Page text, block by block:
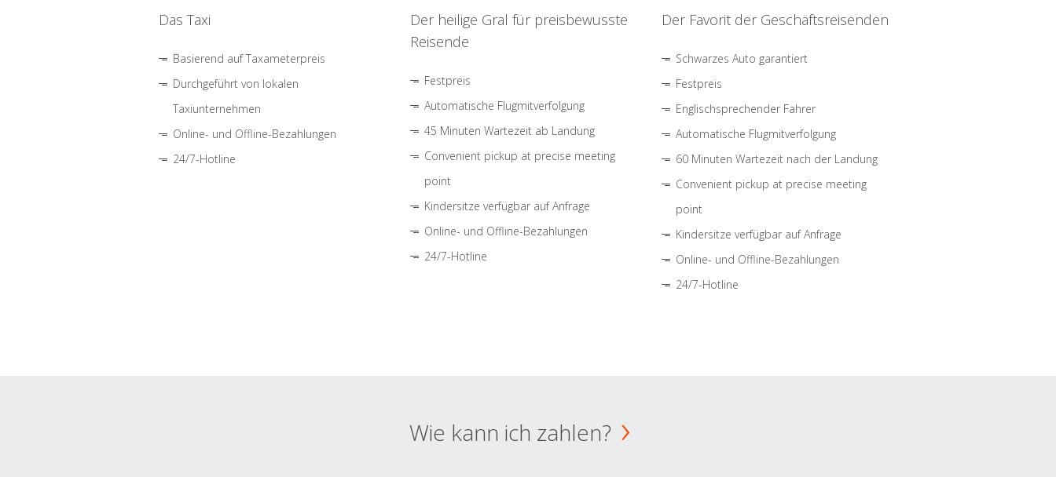
Das Taxi
Basierend auf Taxameterpreis
Durchgeführt von lokalen
Taxiunternehmen
Online- und Offline-Bezahlungen
24/7-Hotline
Der heilige Gral für preisbewusste
Reisende
Festpreis
Automatische Flugmitverfolgung
45 Minuten Wartezeit ab Landung
Convenient pickup at precise meeting
point
Kindersitze verfügbar auf Anfrage
Online- und Offline-Bezahlungen
24/7-Hotline
Der Favorit der Geschäftsreisenden
Schwarzes Auto garantiert
Festpreis
Englischsprechender Fahrer
Automatische Flugmitverfolgung
60 Minuten Wartezeit nach der Landung
Convenient pickup at precise meeting
point
Kindersitze verfügbar auf Anfrage
Online- und Offline-Bezahlungen
24/7-Hotline
Wie kann ich zahlen?